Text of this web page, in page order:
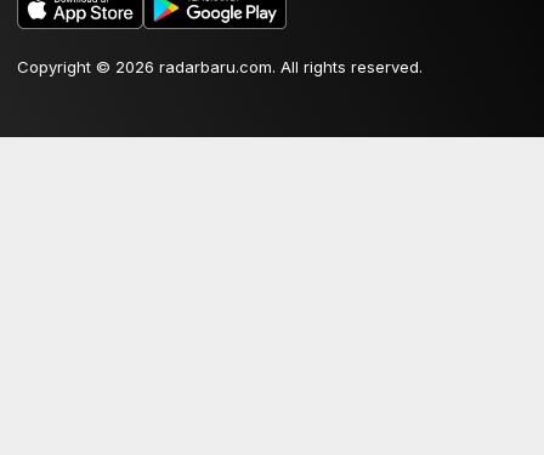
Copyright © 2026 radarbaru.com. All rights reserved.